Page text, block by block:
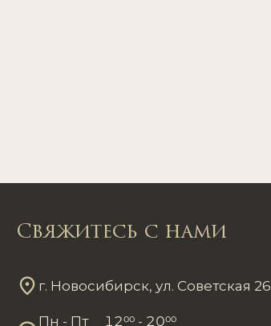
Свяжитесь с нами
г. Новосибирск, ул. Советская 26
Пн - Пт 1200 - 2000